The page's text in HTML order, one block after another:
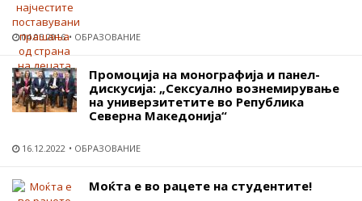
04.05.2016 ОБРАЗОВАНИЕ
Промоција на монографија и панел-
дискусија: „Сексуално вознемирување
на универзитетите во Република
Северна Македонија“
16.12.2022 ОБРАЗОВАНИЕ
Моќта е во рацете на студентите!